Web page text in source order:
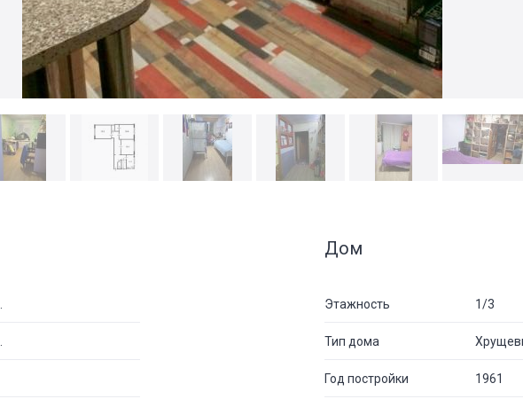
Дом
Этажность 1/3
Тип дома
Год постройки 1961